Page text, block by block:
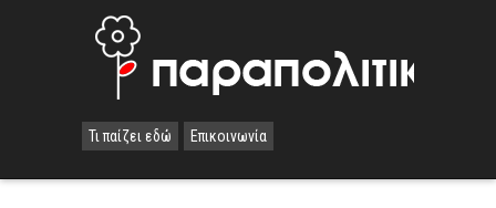
Τι παίζει εδώ Επικοινωνία